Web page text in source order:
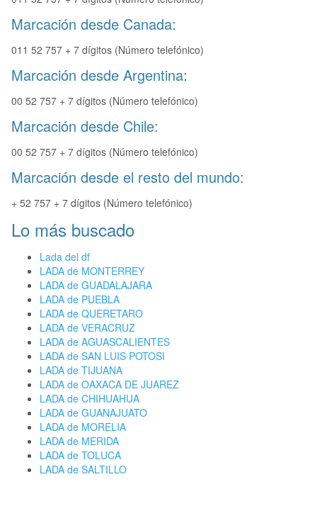
Marcación desde Canada:
011 52 757 + 7 dígitos (Número telefónico)
Marcación desde Argentina:
00 52 757 + 7 dígitos (Número telefónico)
Marcación desde Chile:
00 52 757 + 7 dígitos (Número telefónico)
Marcación desde el resto del mundo:
+ 52 757 + 7 dígitos (Número telefónico)
Lo más buscado
Lada del df
LADA de MONTERREY
LADA de GUADALAJARA
LADA de PUEBLA
LADA de QUERETARO
LADA de VERACRUZ
LADA de AGUASCALIENTES
LADA de SAN LUIS POTOSI
LADA de TIJUANA
LADA de OAXACA DE JUAREZ
LADA de CHIHUAHUA
LADA de GUANAJUATO
LADA de MORELIA
LADA de MERIDA
LADA de TOLUCA
LADA de SALTILLO